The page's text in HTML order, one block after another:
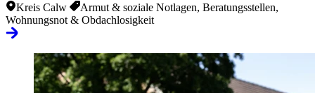
Kreis Calw
Armut & soziale Notlagen, Beratungsstellen,
Wohnungsnot & Obdachlosigkeit